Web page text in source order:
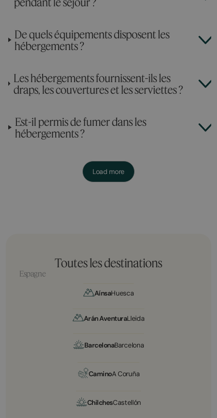
De quels équipements disposent les
hébergements ?
Les hébergements fournissent-ils les
draps, les couvertures et les serviettes ?
Est-il permis de fumer dans les
hébergements ?
Load more
Toutes les destinations
Espagne
AínsaHuesca
Arán AventuraLleida
BarcelonaBarcelona
CaminoA Coruña
ChilchesCastellón